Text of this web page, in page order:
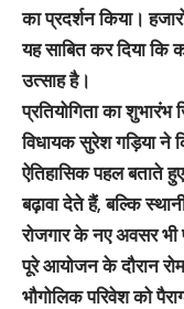
का प्रदर्शन किया।
यह साबित कर दिया
उत्साह है।
प्रतियोगिता का शुभारंभ
विधायक सुरेश गड़िया ने
ऐतिहासिक पहल बताते
बढ़ावा देते हैं, बल्कि
रोजगार के नए अवसर
पूरे आयोजन के दौरान
भौगोलिक परिवेश को